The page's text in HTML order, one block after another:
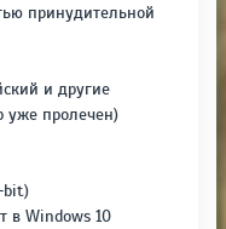
принудительной
и другие
уже пролечен)
bit)
в Windows 10